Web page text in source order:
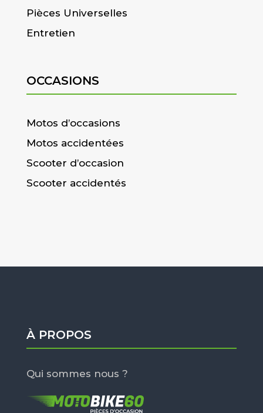
Pièces Universelles
Entretien
OCCASIONS
Motos d’occasions
Motos accidentées
Scooter d’occasion
Scooter accidentés
À PROPOS
Qui sommes nous ?